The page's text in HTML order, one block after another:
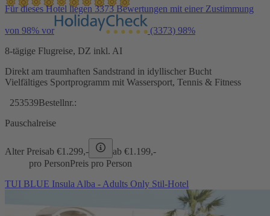
Für dieses Hotel liegen 3373 Bewertungen mit einer Zustimmung
von 98% vor (3373) 98%
8-tägige Flugreise, DZ inkl. AI
Direkt am traumhaften Sandstrand in idyllischer Bucht
Vielfältiges Sportprogramm mit Wassersport, Tennis & Fitness
253539Bestellnr.:
Pauschalreise
Alter Preisab €1.299,- ab €1.199,-
pro PersonPreis pro Person
TUI BLUE Insula Alba - Adults Only Stil-Hotel